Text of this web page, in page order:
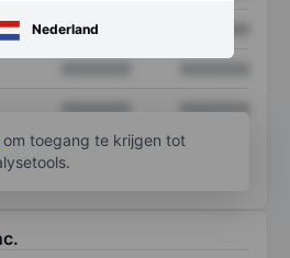
Nederland
XXXXXXX
XXXXXXX
XXXXXXX
om toegang te krijgen tot